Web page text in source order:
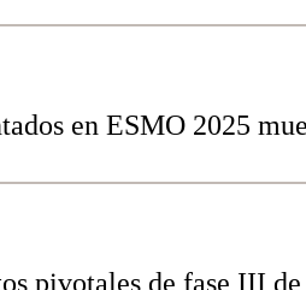
en ESMO 2025
pivotales de fase III